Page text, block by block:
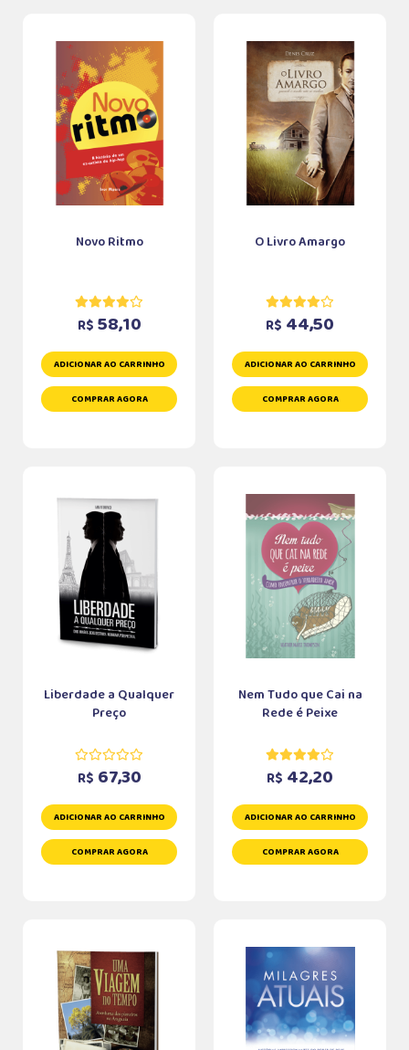
Novo Ritmo
R$ 58,10
ADICIONAR AO CARRINHO
COMPRAR AGORA
O Livro Amargo
R$ 44,50
ADICIONAR AO CARRINHO
COMPRAR AGORA
Liberdade a Qualquer
Preço
R$ 67,30
ADICIONAR AO CARRINHO
COMPRAR AGORA
Nem Tudo que Cai na
Rede é Peixe
R$ 42,20
ADICIONAR AO CARRINHO
COMPRAR AGORA